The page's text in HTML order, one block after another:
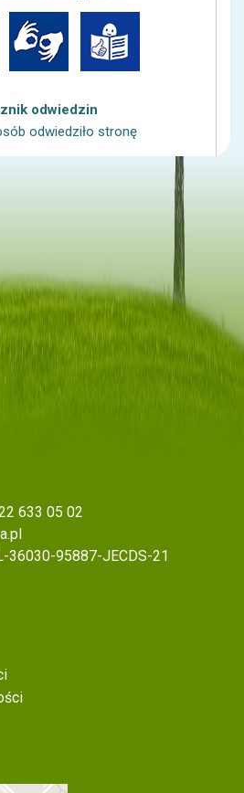
odwiedzin
odwiedziło stronę
633 05 02
36030-95887-JECDS-21